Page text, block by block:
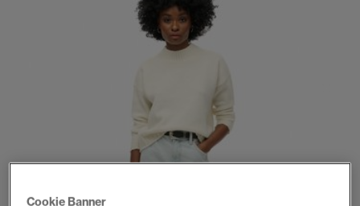
Cookie Banner